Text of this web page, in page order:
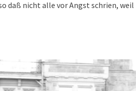
daß nicht alle vor Angst schrien,